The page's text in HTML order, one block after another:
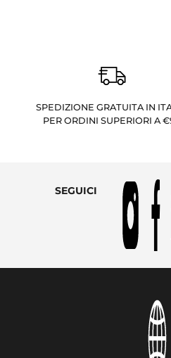
SPEDIZIONE GRATUITA IN
PER ORDINI SUPERIORI A
SEGUICI